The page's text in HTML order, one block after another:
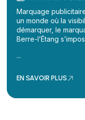
Marquage
un monde où la
démarquer, le
Berre-l’Étang
...
EN SAVOIR PLUS